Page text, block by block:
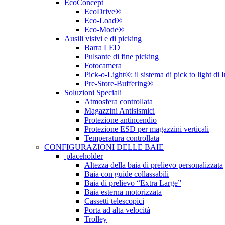
EcoConcept
EcoDrive®
Eco-Load®
Eco-Mode®
Ausili visivi e di picking
Barra LED
Pulsante di fine picking
Fotocamera
Pick-o-Light®: il sistema di pick to light di
Pre-Store-Buffering®
Soluzioni Speciali
Atmosfera controllata
Magazzini Antisismici
Protezione antincendio
Protezione ESD per magazzini verticali
Temperatura controllata
CONFIGURAZIONI DELLE BAIE
placeholder
Altezza della baia di prelievo personalizzata
Baia con guide collassabili
Baia di prelievo “Extra Large”
Baia esterna motorizzata
Cassetti telescopici
Porta ad alta velocità
Trolley